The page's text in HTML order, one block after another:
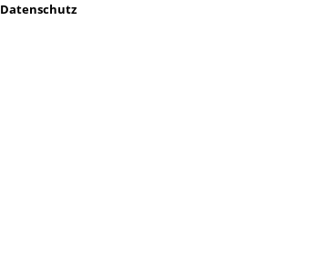
Datenschutz